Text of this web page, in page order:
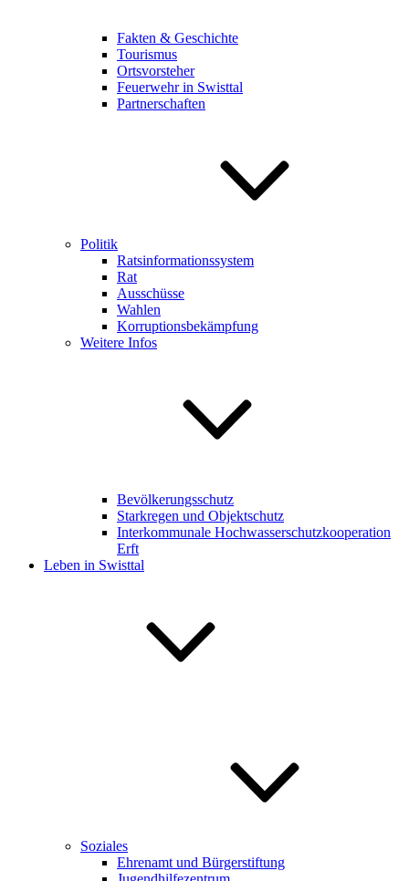
Fakten & Geschichte
Tourismus
Ortsvorsteher
Feuerwehr in Swisttal
Partnerschaften
Politik
Ratsinformationssystem
Rat
Ausschüsse
Wahlen
Korruptionsbekämpfung
Weitere Infos
Bevölkerungsschutz
Starkregen und Objektschutz
Interkommunale Hochwasserschutzkooperation
Erft
Leben in Swisttal
Soziales
Ehrenamt und Bürgerstiftung